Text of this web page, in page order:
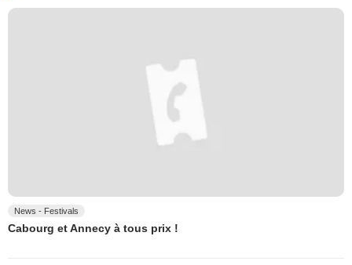
News - Festivals
Cabourg et Annecy à tous prix !